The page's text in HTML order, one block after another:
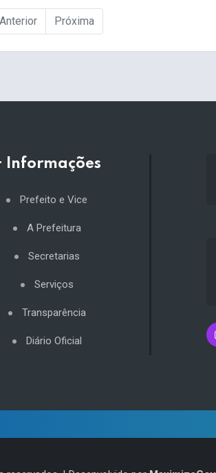
Anterior Próxima
Informações
Prefeito e Vice
A Prefeitura
Secretarias
Serviços
Transparência
Diário Oficial